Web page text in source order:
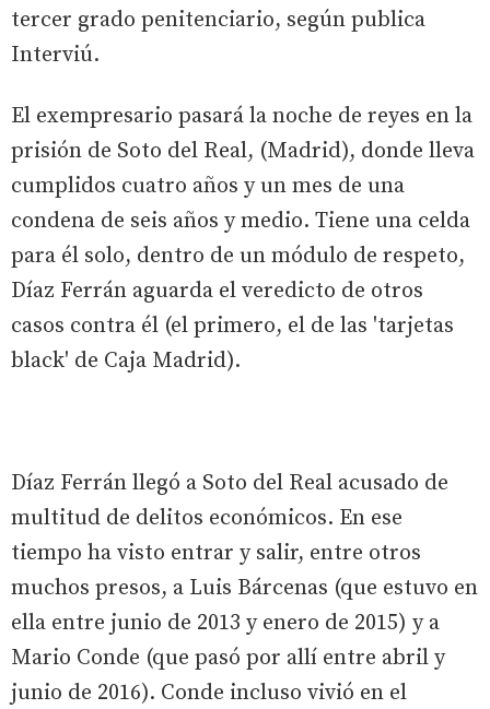
tercer grado penitenciario, según publica
Interviú.
El exempresario pasará la noche de reyes en la
prisión de Soto del Real, (Madrid), donde lleva
cumplidos cuatro años y un mes de una
condena de seis años y medio. Tiene una celda
para él solo, dentro de un módulo de respeto,
Díaz Ferrán aguarda el veredicto de otros
casos contra él (el primero, el de las 'tarjetas
black' de Caja Madrid).
Díaz Ferrán llegó a Soto del Real acusado de
multitud de delitos económicos. En ese
tiempo ha visto entrar y salir, entre otros
muchos presos, a Luis Bárcenas (que estuvo en
ella entre junio de 2013 y enero de 2015) y a
Mario Conde (que pasó por allí entre abril y
junio de 2016). Conde incluso vivió en el